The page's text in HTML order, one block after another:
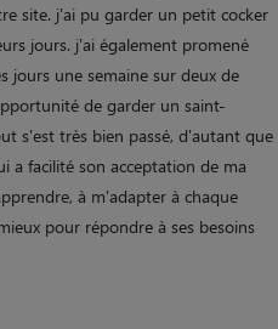
site. j'ai pu garder un petit cocker
jours. j'ai également promené
jours une semaine sur deux de
de garder un saint-
s'est très bien passé, d'autant que
a facilité son acceptation de ma
à m'adapter à chaque
pour répondre à ses besoins